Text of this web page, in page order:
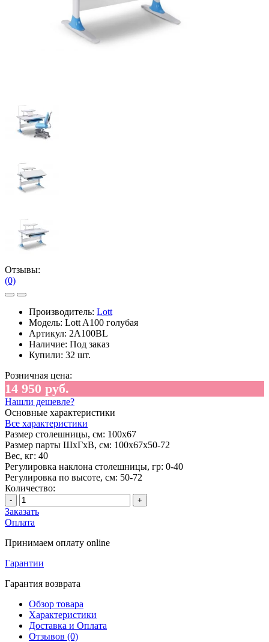
Отзывы:
(0)
Производитель: Lott
Модель: Lott A100 голубая
Артикул: 2A100BL
Наличие: Под заказ
Купили: 32 шт.
Розничная цена:
14 950 руб.
Нашли дешевле?
Основные характеристики
Все характеристики
Размер столешницы, см: 100х67
Размер парты ШхГхВ, см: 100х67х50-72
Вес, кг: 40
Регулировка наклона столешницы, гр: 0-40
Регулировка по высоте, см: 50-72
Количество:
- +
Заказать
Оплата
Принимаем оплату online
Гарантии
Гарантия возврата
Обзор товара
Характеристики
Доставка и Оплата
Отзывов (0)